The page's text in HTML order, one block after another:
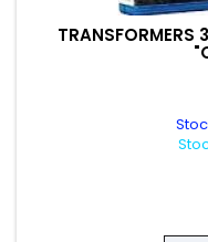
TRANSFORMERS